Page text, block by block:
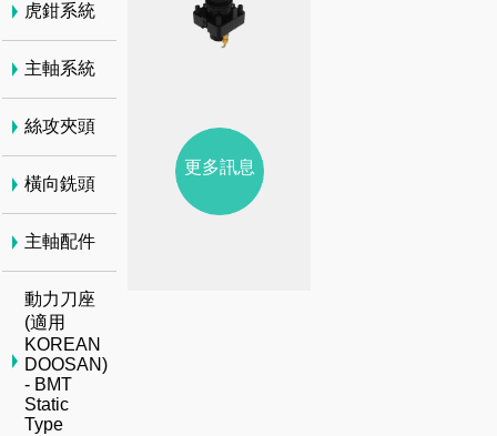
更多訊息
虎鉗系統
主軸系統
絲攻夾頭
橫向銑頭
主軸配件
動力刀座
(適用
KOREAN
DOOSAN)
- BMT
Static
Type